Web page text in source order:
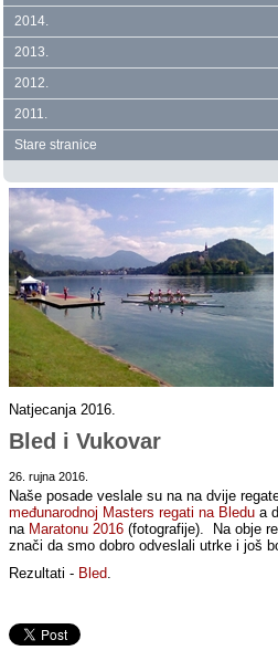
2014.
2013.
2012.
2011.
Stare stranice
Natjecanja 2016.
Bled i Vukovar
26. rujna 2016.
Naše posade veslale su na na dvije
međunarodnoj Masters regati na Bledu a
na Maratonu 2016 (fotografije). Na obje
znači da smo dobro odveslali utrke i još
Rezultati - Bled.